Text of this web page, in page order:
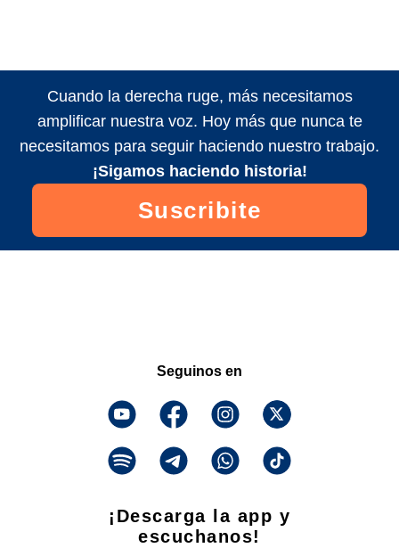
Cuando la derecha ruge, más necesitamos
amplificar nuestra voz. Hoy más que nunca te
necesitamos para seguir haciendo nuestro trabajo.
¡Sigamos haciendo historia!
Suscribite
Seguinos en
¡Descarga la app y
escuchanos!